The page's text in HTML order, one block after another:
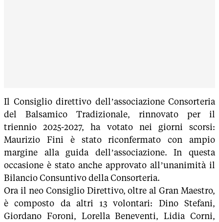
Il Consiglio direttivo dell’associazione Consorteria
del Balsamico Tradizionale, rinnovato per il
triennio 2025-2027, ha votato nei giorni scorsi:
Maurizio Fini è stato riconfermato con ampio
margine alla guida dell’associazione. In questa
occasione è stato anche approvato all’unanimità il
Bilancio Consuntivo della Consorteria.
Ora il neo Consiglio Direttivo, oltre al Gran Maestro,
è composto da altri 13 volontari: Dino Stefani,
Giordano Foroni, Lorella Beneventi, Lidia Corni,